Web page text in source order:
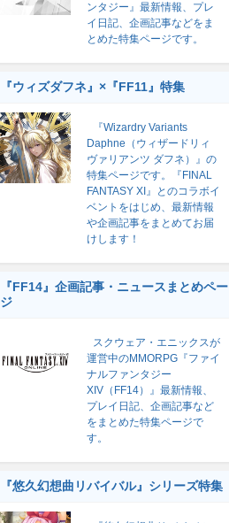
ンタジー』最新情報、プレ
イ日記、企画記事などをま
とめた特集ページです。
『ウィズダフネ』×『FF11』特集
『Wizardry Variants
Daphne（ウィザードリィ
ヴァリアンツ ダフネ）』の
特集ページです。『FINAL
FANTASY XI』とのコラボイ
ベントをはじめ、最新情報
や企画記事をまとめてお届
けします！
『FF14』企画記事・ニュースまとめペー
ジ
スクウェア・エニックスが
運営中のMMORPG『ファイ
ナルファンタジー
XIV（FF14）』最新情報、
プレイ日記、企画記事など
をまとめた特集ページで
す。
『悠久幻想曲リバイバル』シリーズ特集